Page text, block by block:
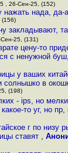
, 26-Сен-25, (152)
нажать нада, да-
закладывают,
25, (131)
цену-то
с ненужной буш,
у ваших
солнышко в
(198)
- ips, но
то уг, но пр,
г по низу
ставят ,